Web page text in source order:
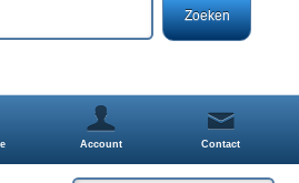
Account Contact